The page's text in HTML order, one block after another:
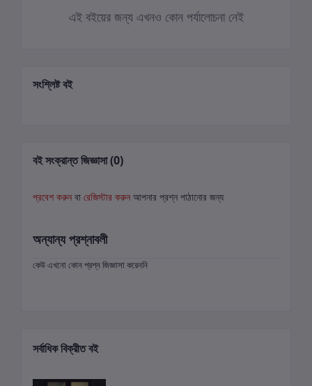
এই বইয়ের জন্য এখনও কোন পর্যালোচনা নেই
সংশ্লিষ্ট বই
বই সংক্রান্ত জিজ্ঞাসা (0)
প্রবেশ করুন বা রেজিস্টার করুন আপনার প্রশ্ন পাঠানোর জন্য
অন্যান্য প্রশ্নাবলী
কেউ এখনো কোন প্রশ্ন জিজ্ঞাসা করেননি
সর্বাধিক বিক্রীত বই